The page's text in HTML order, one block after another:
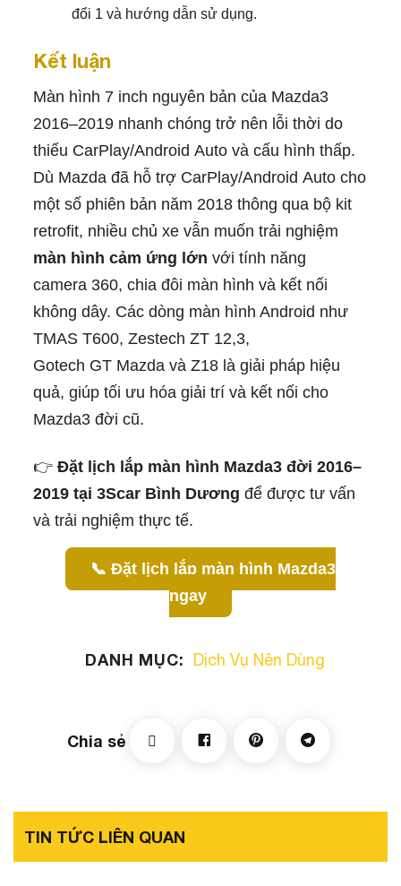
đổi 1 và hướng dẫn sử dụng.
Kết luận
Màn hình 7 inch nguyên bản của Mazda3
2016–2019 nhanh chóng trở nên lỗi thời do
thiếu CarPlay/Android Auto và cấu hình thấp.
Dù Mazda đã hỗ trợ CarPlay/Android Auto cho
một số phiên bản năm 2018 thông qua bộ kit
retrofit, nhiều chủ xe vẫn muốn trải nghiệm
màn hình cảm ứng lớn với tính năng
camera 360, chia đôi màn hình và kết nối
không dây. Các dòng màn hình Android như
TMAS T600, Zestech ZT 12,3,
Gotech GT Mazda và Z18 là giải pháp hiệu
quả, giúp tối ưu hóa giải trí và kết nối cho
Mazda3 đời cũ.
👉 Đặt lịch lắp màn hình Mazda3 đời 2016–
2019 tại 3Scar Bình Dương để được tư vấn
và trải nghiệm thực tế.
📞 Đặt lịch lắp màn hình Mazda3
ngay
DANH MỤC: Dịch Vụ Nên Dùng
Chia sẻ
TIN TỨC LIÊN QUAN